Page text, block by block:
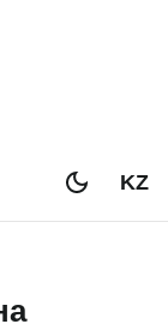
KZ